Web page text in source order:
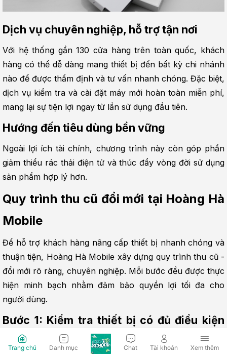
Dịch vụ chuyên nghiệp, hỗ trợ tận nơi
Với hệ thống gần 130 cửa hàng trên toàn quốc, khách
hàng có thể dễ dàng mang thiết bị đến bất kỳ chi nhánh
nào để được thẩm định và tư vấn nhanh chóng. Đặc biệt,
dịch vụ kiểm tra và cài đặt máy mới hoàn toàn miễn phí,
mang lại sự tiện lợi ngay từ lần sử dụng đầu tiên.
Hướng đến tiêu dùng bền vững
Ngoài lợi ích tài chính, chương trình này còn góp phần
giảm thiểu rác thải điện tử và thúc đẩy vòng đời sử dụng
sản phẩm hợp lý hơn.
Quy trình thu cũ đổi mới tại Hoàng Hà
Mobile
Để hỗ trợ khách hàng nâng cấp thiết bị nhanh chóng và
thuận tiện, Hoàng Hà Mobile xây dựng quy trình thu cũ -
đổi mới rõ ràng, chuyên nghiệp. Mỗi bước đều được thực
hiện minh bạch nhằm đảm bảo quyền lợi tối đa cho
người dùng.
Bước 1: Kiểm tra thiết bị có đủ điều kiện
tham gia chương trình
Trang chủ Danh mục Chat Tài khoản Xem thêm